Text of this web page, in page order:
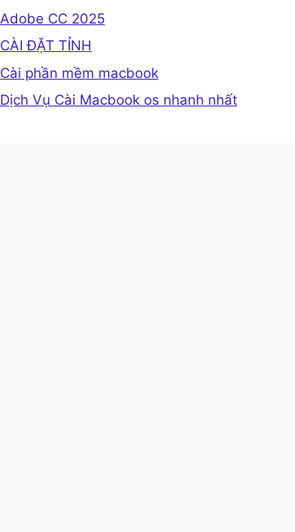
Adobe CC 2025
CÀI ĐẶT TỈNH
Cài phần mềm macbook
Dịch Vụ Cài Macbook os nhanh nhất